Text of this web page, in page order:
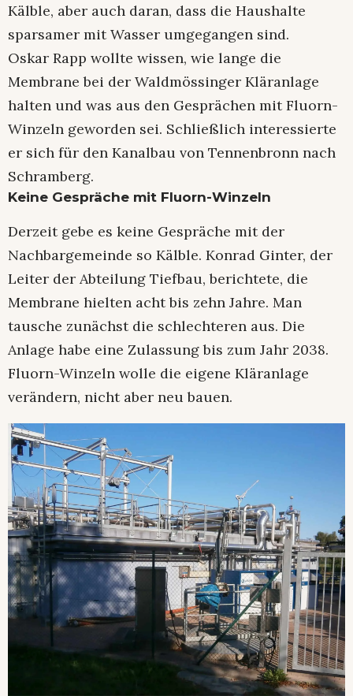
Kälble, aber auch daran, dass die Haushalte
sparsamer mit Wasser umgegangen sind.
Oskar Rapp wollte wissen, wie lange die
Membrane bei der Waldmössinger Kläranlage
halten und was aus den Gesprächen mit Fluorn-
Winzeln geworden sei. Schließlich interessierte
er sich für den Kanalbau von Tennenbronn nach
Schramberg.
Keine Gespräche mit Fluorn-Winzeln
Derzeit gebe es keine Gespräche mit der
Nachbargemeinde so Kälble. Konrad Ginter, der
Leiter der Abteilung Tiefbau, berichtete, die
Membrane hielten acht bis zehn Jahre. Man
tausche zunächst die schlechteren aus. Die
Anlage habe eine Zulassung bis zum Jahr 2038.
Fluorn-Winzeln wolle die eigene Kläranlage
verändern, nicht aber neu bauen.